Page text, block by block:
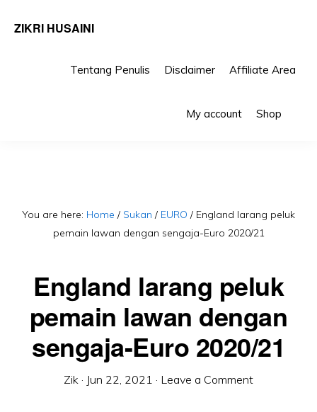
ZIKRI HUSAINI
Tentang Penulis Disclaimer Affiliate Area
My account Shop
You are here: Home / Sukan / EURO / England larang peluk
pemain lawan dengan sengaja-Euro 2020/21
England larang peluk
pemain lawan dengan
sengaja-Euro 2020/21
Zik · Jun 22, 2021 · Leave a Comment